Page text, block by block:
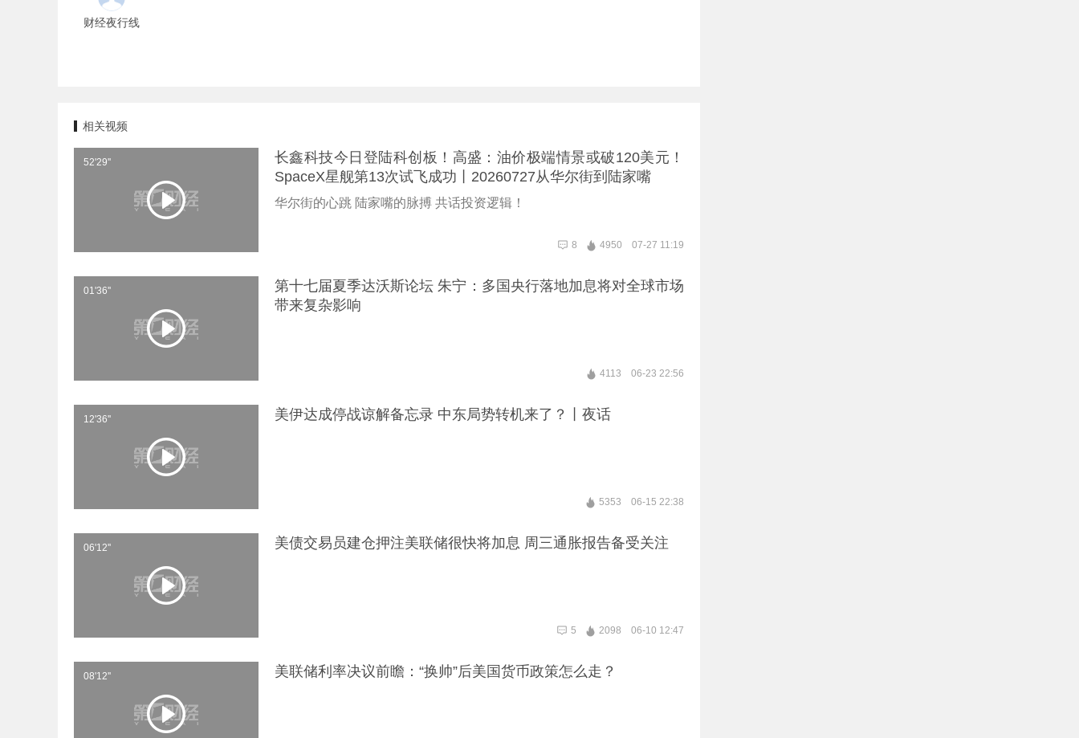
财经夜行线
相关视频
52'29''
长鑫科技今日登陆科创板！高盛：油价极端情景或破120美元！
SpaceX星舰第13次试飞成功丨20260727从华尔街到陆家嘴
华尔街的心跳 陆家嘴的脉搏 共话投资逻辑！
8 4950 07-27 11:19
01'36''
第十七届夏季达沃斯论坛 朱宁：多国央行落地加息将对全球市场
带来复杂影响
4113 06-23 22:56
12'36'' 美伊达成停战谅解备忘录 中东局势转机来了？丨夜话
5353 06-15 22:38
06'12'' 美债交易员建仓押注美联储很快将加息 周三通胀报告备受关注
5 2098 06-10 12:47
08'12'' 美联储利率决议前瞻：“换帅”后美国货币政策怎么走？